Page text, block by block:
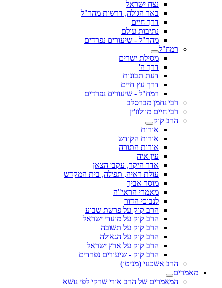
נצח ישראל
באר הגולה, דרשות מהר"ל
דרך חיים
נתיבות עולם
מהר"ל - שיעורים נפרדים
רמח"ל
מסילת ישרים
דרך ה'
דעת תבונות
דרך עץ חיים
רמח"ל - שיעורים נפרדים
רבי נחמן מברסלב
רבי חיים מוולוז'ין
הרב קוק
אורות
אורות הקודש
אורות התורה
עין איה
אדר היקר, עקבי הצאן
עולת ראיה, תפילה, בית המקדש
מוסר אביך
מאמרי הראי"ה
לנבוכי הדור
הרב קוק על פרשת שבוע
הרב קוק על מועדי ישראל
הרב קוק על תשובה
הרב קוק על הגאולה
הרב קוק על ארץ ישראל
הרב קוק - שיעורים נפרדים
הרב אשכנזי (מניטו)
מאמרים
המאמרים של הרב אורי שרקי לפי נושא